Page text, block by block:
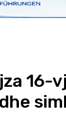
16-